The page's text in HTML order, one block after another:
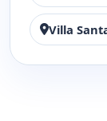
Villa